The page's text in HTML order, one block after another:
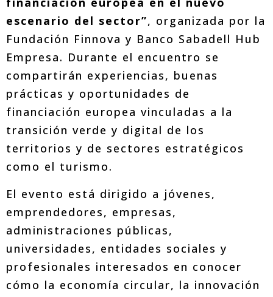
escenario del sector”, organizada por la
Fundación Finnova y Banco Sabadell Hub
Empresa. Durante el encuentro se
compartirán experiencias, buenas
prácticas y oportunidades de
financiación europea vinculadas a la
transición verde y digital de los
territorios y de sectores estratégicos
como el turismo.
El evento está dirigido a jóvenes,
emprendedores, empresas,
administraciones públicas,
universidades, entidades sociales y
profesionales interesados en conocer
cómo la economía circular, la innovación